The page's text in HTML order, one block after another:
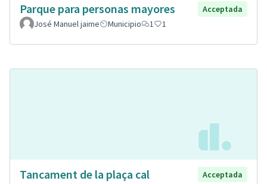
Parque para personas mayores
Acceptada
José Manuel jaime
Municipio 1 1
Tancament de la plaça cal
Acceptada